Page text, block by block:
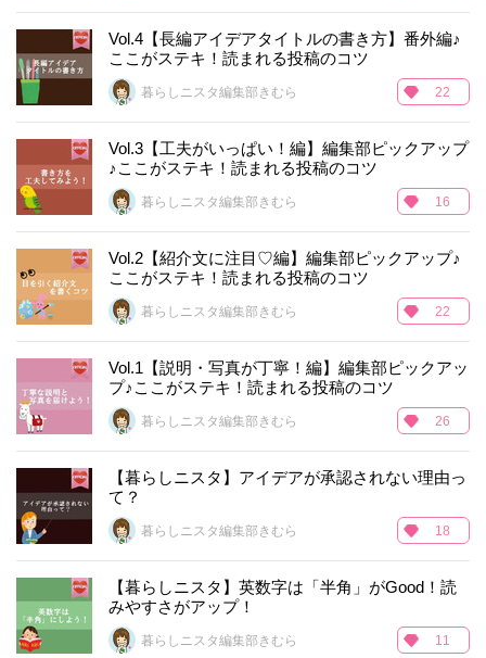
Vol.4【長編アイデアタイトルの書き方】番外編♪
ここがステキ！読まれる投稿のコツ
暮らしニスタ編集部きむら 22
Vol.3【工夫がいっぱい！編】編集部ピックアップ
♪ここがステキ！読まれる投稿のコツ
暮らしニスタ編集部きむら 16
Vol.2【紹介文に注目♡編】編集部ピックアップ♪
ここがステキ！読まれる投稿のコツ
暮らしニスタ編集部きむら 22
Vol.1【説明・写真が丁寧！編】編集部ピックアッ
プ♪ここがステキ！読まれる投稿のコツ
暮らしニスタ編集部きむら 26
【暮らしニスタ】アイデアが承認されない理由っ
て？
暮らしニスタ編集部きむら 18
【暮らしニスタ】英数字は「半角」がGood！読
みやすさがアップ！
暮らしニスタ編集部きむら 11